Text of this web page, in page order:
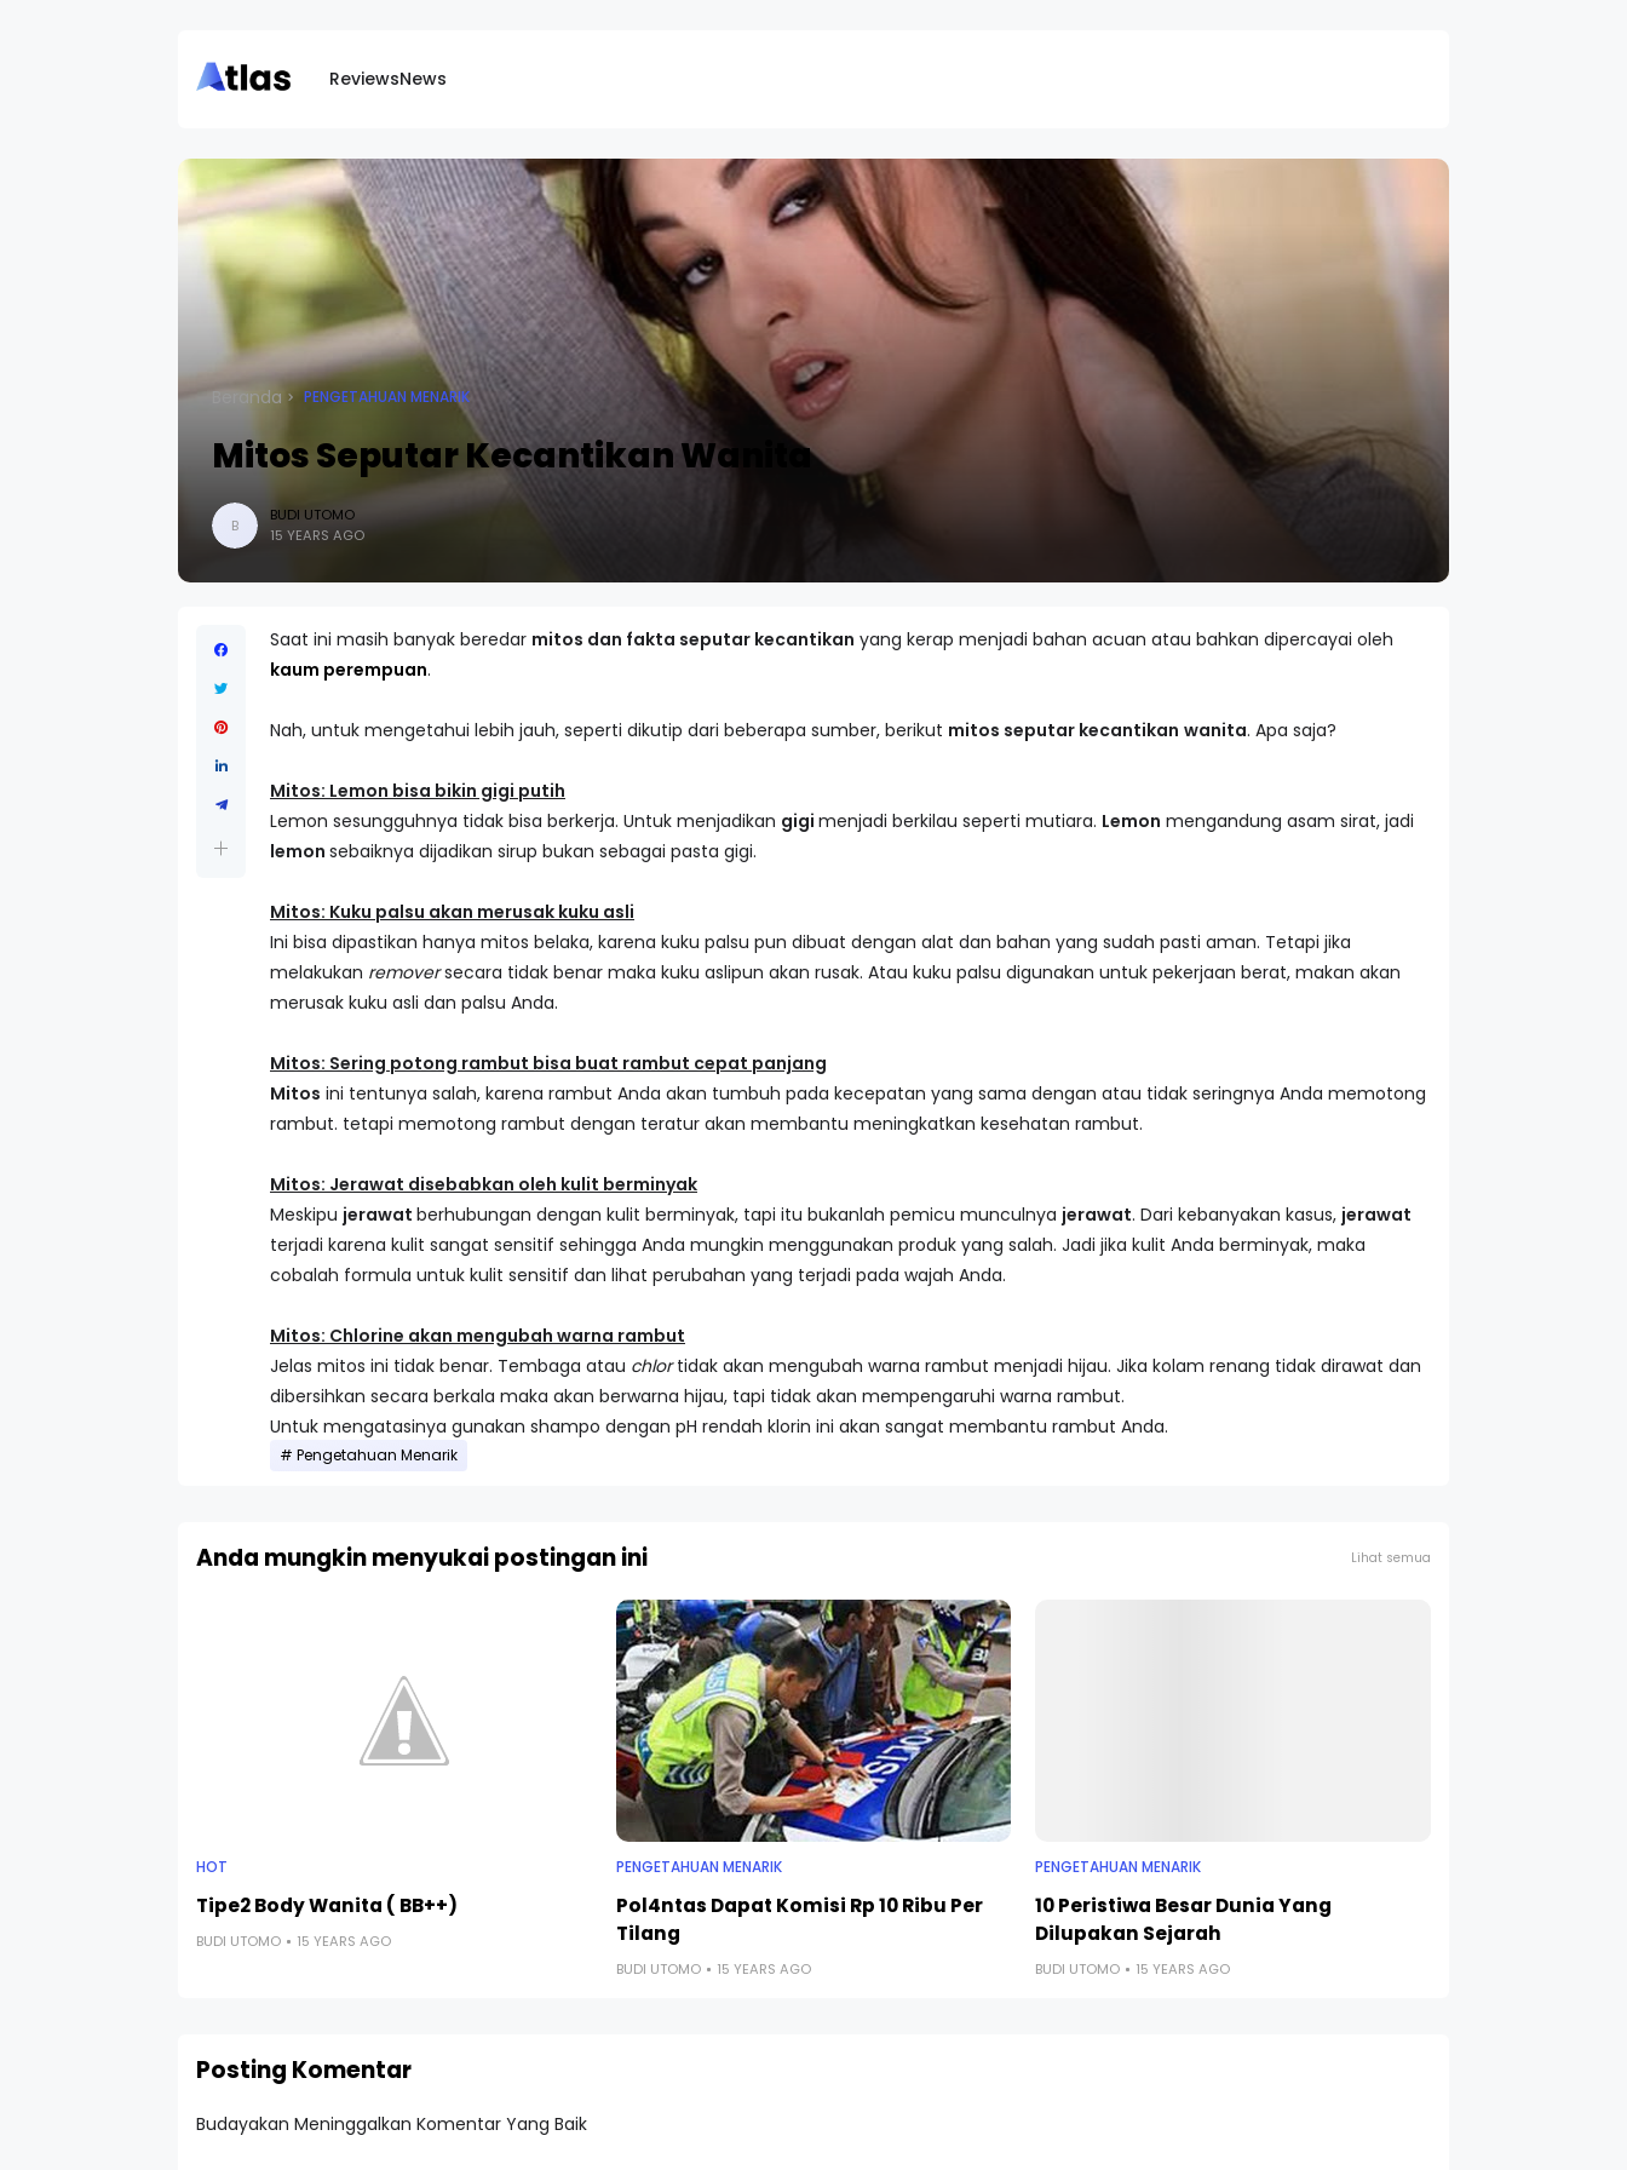
ReviewsNews
Beranda PENGETAHUAN MENARIK
Mitos Seputar Kecantikan Wanita
B
BUDI UTOMO
15 YEARS AGO
Saat ini masih banyak beredar mitos dan fakta seputar kecantikan yang kerap menjadi bahan acuan atau bahkan dipercayai oleh
kaum perempuan.
Nah, untuk mengetahui lebih jauh, seperti dikutip dari beberapa sumber, berikut mitos seputar kecantikan wanita. Apa saja?
Mitos: Lemon bisa bikin gigi putih
Lemon sesungguhnya tidak bisa berkerja. Untuk menjadikan gigi menjadi berkilau seperti mutiara. Lemon mengandung asam sirat, jadi
lemon sebaiknya dijadikan sirup bukan sebagai pasta gigi.
Mitos: Kuku palsu akan merusak kuku asli
Ini bisa dipastikan hanya mitos belaka, karena kuku palsu pun dibuat dengan alat dan bahan yang sudah pasti aman. Tetapi jika
melakukan removersecara tidak benar maka kuku aslipun akan rusak. Atau kuku palsu digunakan untuk pekerjaan berat, makan akan
merusak kuku asli dan palsu Anda.
Mitos: Sering potong rambut bisa buat rambut cepat panjang
Mitos ini tentunya salah, karena rambut Anda akan tumbuh pada kecepatan yang sama dengan atau tidak seringnya Anda memotong
rambut. tetapi memotong rambut dengan teratur akan membantu meningkatkan kesehatan rambut.
Mitos: Jerawat disebabkan oleh kulit berminyak
Meskipu jerawat berhubungan dengan kulit berminyak, tapi itu bukanlah pemicu munculnya jerawat. Dari kebanyakan kasus, jerawat
terjadi karena kulit sangat sensitif sehingga Anda mungkin menggunakan produk yang salah. Jadi jika kulit Anda berminyak, maka
cobalah formula untuk kulit sensitif dan lihat perubahan yang terjadi pada wajah Anda.
Mitos: Chlorine akan mengubah warna rambut
Jelas mitos ini tidak benar. Tembaga atau chlortidak akan mengubah warna rambut menjadi hijau. Jika kolam renang tidak dirawat dan
dibersihkan secara berkala maka akan berwarna hijau, tapi tidak akan mempengaruhi warna rambut.
Untuk mengatasinya gunakan shampo dengan pH rendah klorin ini akan sangat membantu rambut Anda.
Pengetahuan Menarik
Anda mungkin menyukai postingan ini Lihat semua
HOT
Tipe2 Body Wanita ( BB++)
BUDI UTOMO 15 YEARS AGO
PENGETAHUAN MENARIK
Pol4ntas Dapat Komisi Rp 10 Ribu Per
Tilang
BUDI UTOMO 15 YEARS AGO
PENGETAHUAN MENARIK
10 Peristiwa Besar Dunia Yang
Dilupakan Sejarah
BUDI UTOMO 15 YEARS AGO
Posting Komentar
Budayakan Meninggalkan Komentar Yang Baik